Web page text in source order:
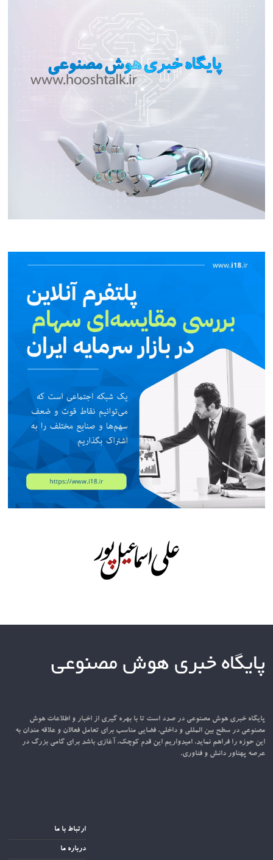
پایگاه خبری هوش مصنوعی
پایگاه خبری هوش مصنوعی در صدد است تا با بهره گیری از اخبار و اطلاعات هوش
مصنوعی در سطح بین المللی و داخلی، فضایی مناسب برای تعامل فعالان و علاقه مندان به
این حوزه را فراهم نماید. امیدواریم این قدم کوچک، آغازی باشد برای گامی بزرگ در
عرصه پهناور دانش و فناوری.
ارتباط با ما
درباره ما